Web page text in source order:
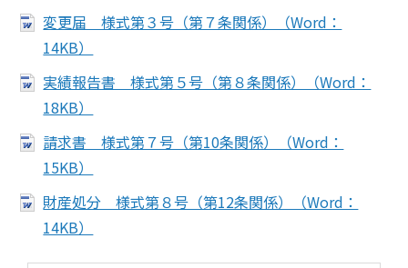
変更届 様式第３号（第７条関係）（Word：
14KB）
実績報告書 様式第５号（第８条関係）（Word：
18KB）
請求書 様式第７号（第10条関係）（Word：
15KB）
財産処分 様式第８号（第12条関係）（Word：
14KB）